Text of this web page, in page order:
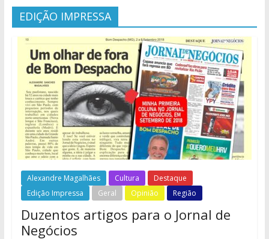
EDIÇÃO IMPRESSA
Alexandre Magalhães Cultura
Destaque
Edição Impressa
Geral Opinião Região
Duzentos artigos para o Jornal de
Negócios